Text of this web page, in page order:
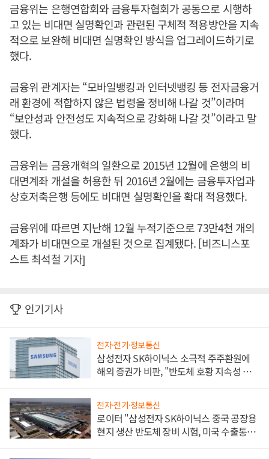
금융위는 은행연합회와 금융투자협회가 공동으로 시행하
고 있는 비대면 실명확인과 관련된 구체적 적용방안을 지속
적으로 보완해 비대면 실명확인 방식을 업그레이드하기로
했다.
금융위 관계자는 “모바일뱅킹과 인터넷뱅킹 등 전자금융거
래 환경에 적합하지 않은 법령을 정비해 나갈 것”이라며
“보안성과 안전성도 지속적으로 강화해 나갈 것”이라고 말
했다.
금융위는 금융개혁의 일환으로 2015년 12월에 은행의 비
대면계좌 개설을 허용한 뒤 2016년 2월에는 금융투자업과
상호저축은행 등에도 비대면 실명확인을 확대 적용했다.
금융위에 따르면 지난해 12월 누적기준으로 73만4천 개의
계좌가 비대면으로 개설된 것으로 집계됐다. [비즈니스포
스트 최석철 기자]
인기기사
전자·전기·정보통신
삼성전자 SK하이닉스 소극적 주주환원에
해외 증권가 비판, "반도체 호황 지속성 의
전자·전기·정보통신
로이터 "삼성전자 SK하이닉스 중국 공장용
현지 생산 반도체 장비 시험, 미국 수출통제